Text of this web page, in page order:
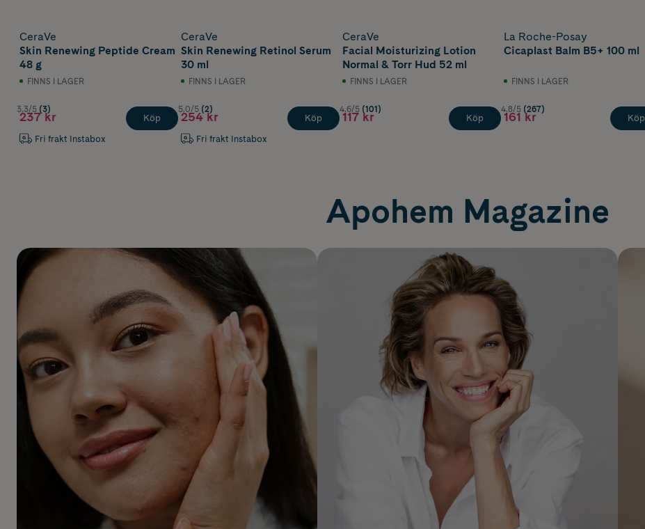
CeraVe
Skin Renewing Peptide Cream
48 g
FINNS I LAGER
3.3/5 (3)
237 kr
Fri frakt Instabox
Köp
CeraVe
Skin Renewing Retinol Serum
30 ml
FINNS I LAGER
5.0/5 (2)
254 kr
Fri frakt Instabox
Köp
CeraVe
Facial Moisturizing Lotion
Normal & Torr Hud 52 ml
FINNS I LAGER
4.6/5 (101)
117 kr Köp
La Roche-Posay
Cicaplast Balm B5+ 100 ml
FINNS I LAGER
4.8/5 (267)
161 kr Köp
Apohem Magazine